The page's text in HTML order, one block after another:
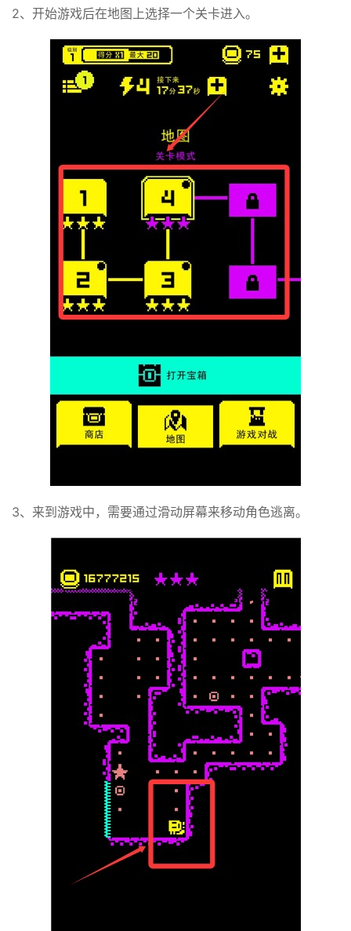
2、开始游戏后在地图上选择一个关卡进入。
3、来到游戏中，需要通过滑动屏幕来移动角色逃离。